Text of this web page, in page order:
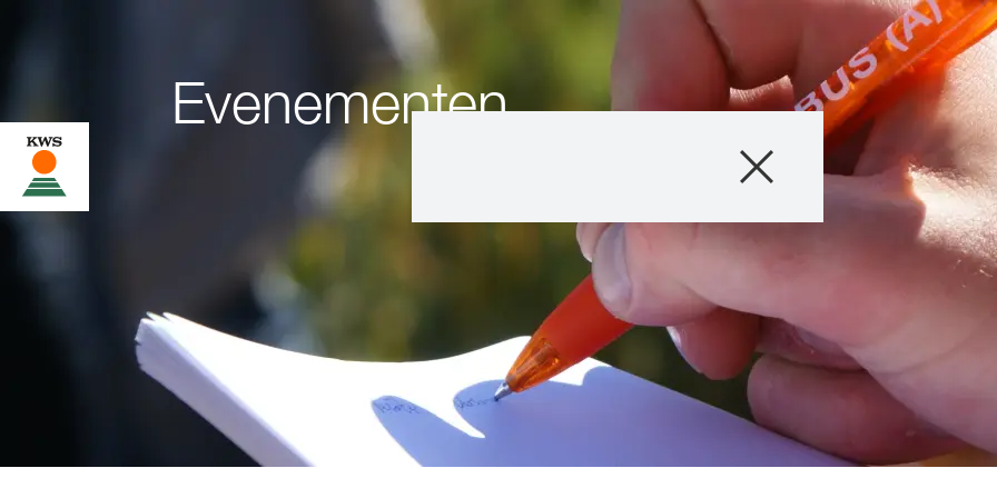
Producten
Advies
Verhalen &
Digitale Diensten
Over ons
Evenementen